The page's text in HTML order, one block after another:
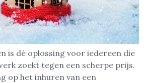
is dé oplossing voor iedereen die
zoekt tegen een scherpe prijs.
op het inhuren van een